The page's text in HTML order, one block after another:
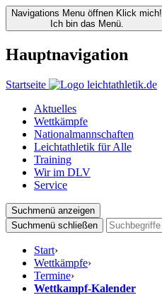
Navigations Menu öffnen Klick mich!
Ich bin das Menü.
Hauptnavigation
Startseite
Aktuelles
Wettkämpfe
Nationalmannschaften
Leichtathletik für Alle
Training
Wir im DLV
Service
Suchmenü anzeigen
Suchmenü schließen
Start›
Wettkämpfe›
Termine›
Wettkampf-Kalender